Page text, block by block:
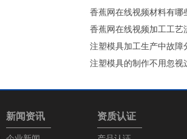
香蕉网在线视频材料有哪
香蕉网在线视频加工工艺流
注塑模具加工生产中故障
注塑模具的制作不用忽视这
新闻资讯 资质认证